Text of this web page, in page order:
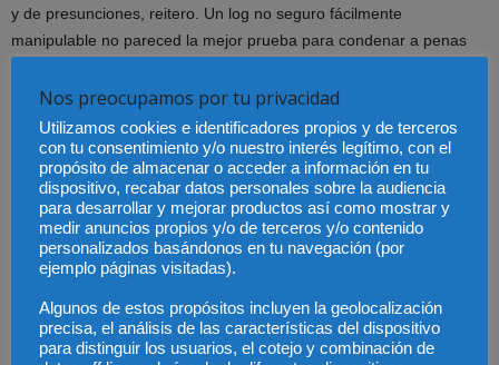
y de presunciones, reitero. Un log no seguro fácilmente
manipulable no pareced la mejor prueba para condenar a penas
En este sentido ¿cómo debe actuar la empresa a la hora de
obtener pruebas digitales salvaguardando los derechos
fundamentales de sus trabajadores? ¿Dónde está el límite
entre fraude y respeto a estos derechos?
En el entorno laboral, en el que el trabajador recibe instrucciones
de la empresa y elementos de trabajo que han de ser usados para
su actividad laboral, la intimidad se mitiga pero no se pierde. Las
organizaciones han de tener un muy especial cuidado en el modo
en el que se procede a la extracción u obtención de evidencias que
Nos preocupamos por tu privacidad
Utilizamos cookies e identificadores propios y de terceros
con tu consentimiento y/o nuestro interés legítimo, con el
propósito de almacenar o acceder a información en tu
dispositivo, recabar datos personales sobre la audiencia
para desarrollar y mejorar productos así como mostrar y
medir anuncios propios y/o de terceros y/o contenido
personalizados basándonos en tu navegación (por
ejemplo páginas visitadas).
Algunos de estos propósitos incluyen la geolocalización
precisa, el análisis de las características del dispositivo
para distinguir los usuarios, el cotejo y combinación de